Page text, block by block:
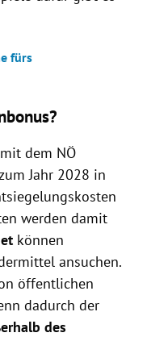
fürs
dem NÖ
Jahr 2028 in
werden damit
können
ansuchen.
öffentlichen
dadurch der
des